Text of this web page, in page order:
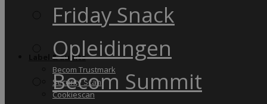
Label & audits
Becom Trustmark
Security Scan
Cookiescan
Friday Snack
Opleidingen
Becom Summit